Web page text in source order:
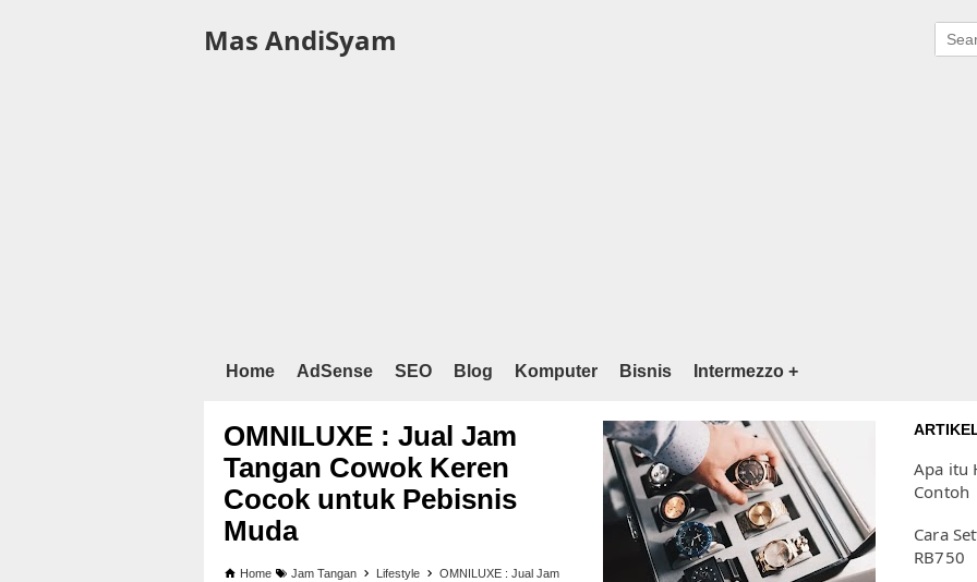
Mas AndiSyam
Home AdSense SEO Blog Komputer Bisnis Intermezzo +
OMNILUXE : Jual Jam
Tangan Cowok Keren
Cocok untuk Pebisnis
Muda
Home Jam Tangan Lifestyle
OMNILUXE : Jual Jam
Apa itu
Contoh
Cara
RB750